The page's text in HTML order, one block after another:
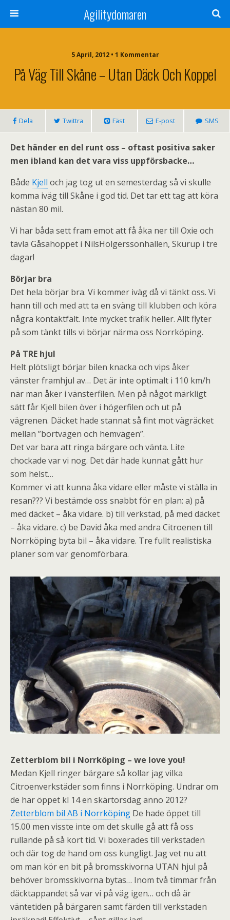
Agilitydomaren
5 April, 2012 • 1 Kommentar
På Väg Till Skåne – Utan Däck Och Koppel
Dela Twittra Fäst E-post SMS
Det händer en del runt oss – oftast positiva saker
men ibland kan det vara viss uppförsbacke…
Både Kjell och jag tog ut en semesterdag så vi skulle
komma iväg till Skåne i god tid. Det tar ett tag att köra
nästan 80 mil.
Vi har båda sett fram emot att få åka ner till Oxie och
tävla Gåsahoppet i NilsHolgerssonhallen, Skurup i tre
dagar!
Börjar bra
Det hela börjar bra. Vi kommer iväg då vi tänkt oss. Vi
hann till och med att ta en sväng till klubben och köra
några kontaktfält. Inte mycket trafik heller. Allt flyter
på som tänkt tills vi börjar närma oss Norrköping.
På TRE hjul
Helt plötsligt börjar bilen knacka och vips åker
vänster framhjul av… Det är inte optimalt i 110 km/h
när man åker i vänsterfilen. Men på något märkligt
sätt får Kjell bilen över i högerfilen och ut på
vägrenen. Däcket hade stannat så fint mot vägräcket
mellan ”bortvägen och hemvägen”.
Det var bara att ringa bärgare och vänta. Lite
chockade var vi nog. Det där hade kunnat gått hur
som helst…
Kommer vi att kunna åka vidare eller måste vi ställa in
resan??? Vi bestämde oss snabbt för en plan: a) på
med däcket – åka vidare. b) till verkstad, på med däcket
– åka vidare. c) be David åka med andra Citroenen till
Norrköping byta bil – åka vidare. Tre fullt realistiska
planer som var genomförbara.
Zetterblom bil i Norrköping – we love you!
Medan Kjell ringer bärgare så kollar jag vilka
Citroenverkstäder som finns i Norrköping. Undrar om
de har öppet kl 14 en skärtorsdag anno 2012?
Zetterblom bil AB i Norrköping De hade öppet till
15.00 men visste inte om det skulle gå att få oss
rullande på så kort tid. Vi boxerades till verkstaden
och där tog de hand om oss kungligt. Jag vet nu att
om man kör en bit på bromsskivorna UTAN hjul på
behöver bromsskivorna bytas… Inom två timmar från
däcktappandet så var vi på väg igen… och då är
väntetiden på bärgaren samt färden till verkstaden